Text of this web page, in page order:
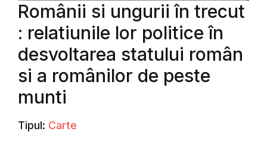
Românii si ungurii în trecut
: relatiunile lor politice în
desvoltarea statului român
si a românilor de peste
munti
Tipul: Carte